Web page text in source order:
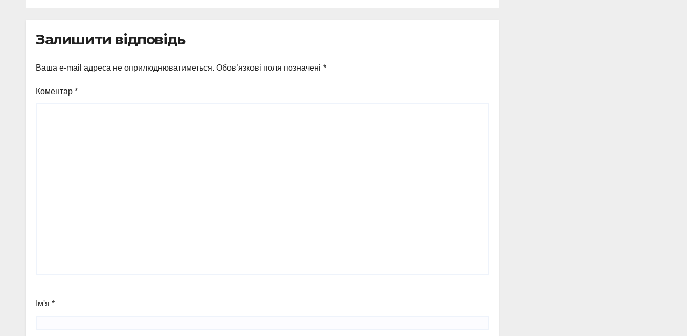
Залишити відповідь
Ваша e-mail адреса не оприлюднюватиметься. Обов’язкові поля позначені *
Коментар *
Ім'я *